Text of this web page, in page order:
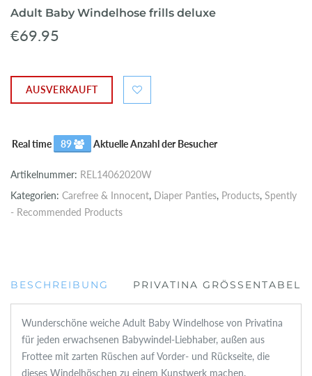
Adult Baby Windelhose frills deluxe
€69.95
AUSVERKAUFT
Real time 89 Aktuelle Anzahl der Besucher
Artikelnummer: REL14062020W
Kategorien: Carefree & Innocent, Diaper Panties, Products, Spently
- Recommended Products
BESCHREIBUNG PRIVATINA GRÖSSENTABELLE
Wunderschöne weiche Adult Baby Windelhose von Privatina
für jeden erwachsenen Babywindel-Liebhaber, außen aus
Frottee mit zarten Rüschen auf Vorder- und Rückseite, die
dieses Windelhöschen zu einem Kunstwerk machen.